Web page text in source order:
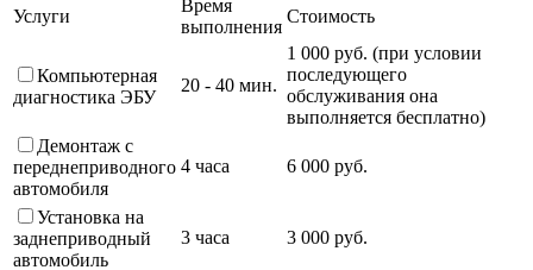
Услуги
Время
выполнения
Стоимость
Компьютерная
диагностика ЭБУ
20 - 40 мин.
1 000 руб. (при условии
последующего
обслуживания она
выполняется бесплатно)
Демонтаж с
переднеприводного
автомобиля
4 часа 6 000 руб.
Установка на
заднеприводный
автомобиль
3 часа 3 000 руб.